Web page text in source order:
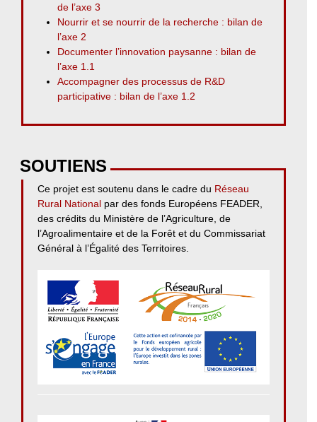
de l’axe 3
Nourrir et se nourrir de la recherche : bilan de
l’axe 2
Documenter l’innovation paysanne : bilan de
l’axe 1.1
Accompagner des processus de R&D
participative : bilan de l’axe 1.2
SOUTIENS
Ce projet est soutenu dans le cadre du Réseau
Rural National par des fonds Européens FEADER,
des crédits du Ministère de l’Agriculture, de
l’Agroalimentaire et de la Forêt et du Commissariat
Général à l’Égalité des Territoires.